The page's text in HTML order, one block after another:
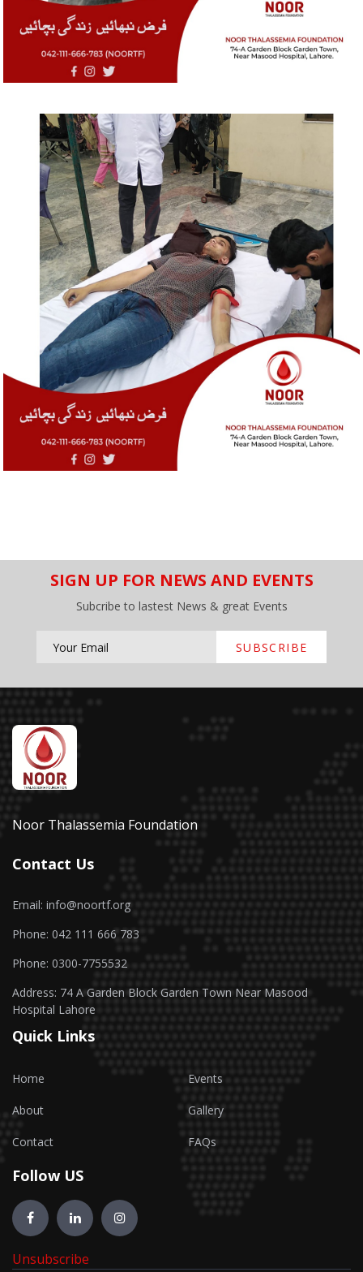
SIGN UP FOR NEWS AND EVENTS
Subcribe to lastest News & great Events
SUBSCRIBE
Noor Thalassemia Foundation
Contact Us
Email: info@noortf.org
Phone: 042 111 666 783
Phone: 0300-7755532
Address: 74 A Garden Block Garden Town Near Masood
Hospital Lahore
Quick Links
Home
About
Contact
Events
Gallery
FAQs
Follow US
Unsubscribe